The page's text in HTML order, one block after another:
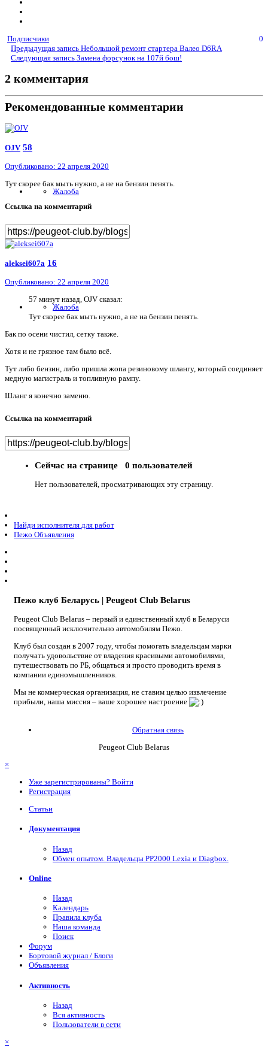
Подписчики
0
Предыдущая запись Небольшой ремонт стартера Валео D6RA
Следующая запись Замена форсунок на 107й бош!
2 комментария
Рекомендованные комментарии
OJV 58
Опубликовано: 22 апреля 2020
Жалоба
Тут скорее бак мыть нужно, а не на бензин пенять.
Ссылка на комментарий
aleksei607a 16
Опубликовано: 22 апреля 2020
Жалоба
57 минут назад, OJV сказал:
Тут скорее бак мыть нужно, а не на бензин пенять.
Бак по осени чистил, сетку также.
Хотя и не грязное там было всё.
Тут либо бензин, либо пришла жопа резиновому шлангу, который соединяет
медную магистраль и топливную рампу.
Шланг я конечно заменю.
Ссылка на комментарий
Сейчас на странице 0 пользователей
Нет пользователей, просматривающих эту страницу.
Найди исполнителя для работ
Пежо Объявления
Пежо клуб Беларусь | Peugeot Club Belarus
Peugeot Club Belarus – первый и единственный клуб в Беларуси
посвященный исключительно автомобилям Пежо.
Клуб был создан в 2007 году, чтобы помогать владельцам марки
получать удовольствие от владения красивыми автомобилями,
путешествовать по РБ, общаться и просто проводить время в
компании единомышленников.
Мы не коммерческая организация, не ставим целью извлечение
прибыли, наша миссия – ваше хорошее настроение
Обратная связь
Peugeot Club Belarus
×
Уже зарегистрированы? Войти
Регистрация
Статьи
Документация
Назад
Обмен опытом. Владельцы PP2000 Lexia и Diagbox.
Online
Назад
Календарь
Правила клуба
Наша команда
Поиск
Форум
Бортовой журнал / Блоги
Объявления
Активность
Назад
Вся активность
Пользователи в сети
×